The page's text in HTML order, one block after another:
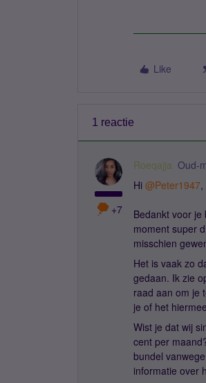
Like
1 reactie
+7
Roeqajja Oud-
Hi ​ @Peter1947,
Bedankt voor
moment super
misschien
Het is vaak zo
gedaan. Ik zie
raad aan om je
je of het
Wist je dat wij
cent per
bundel
informatie over